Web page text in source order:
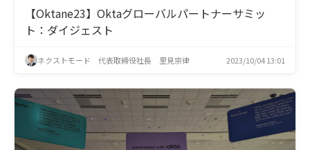
【Oktane23】Oktaグローバルパートナーサミッ
ト：ダイジェスト
ネクストモード 代表取締役社長 里見宗律 2023/10/04 13:01